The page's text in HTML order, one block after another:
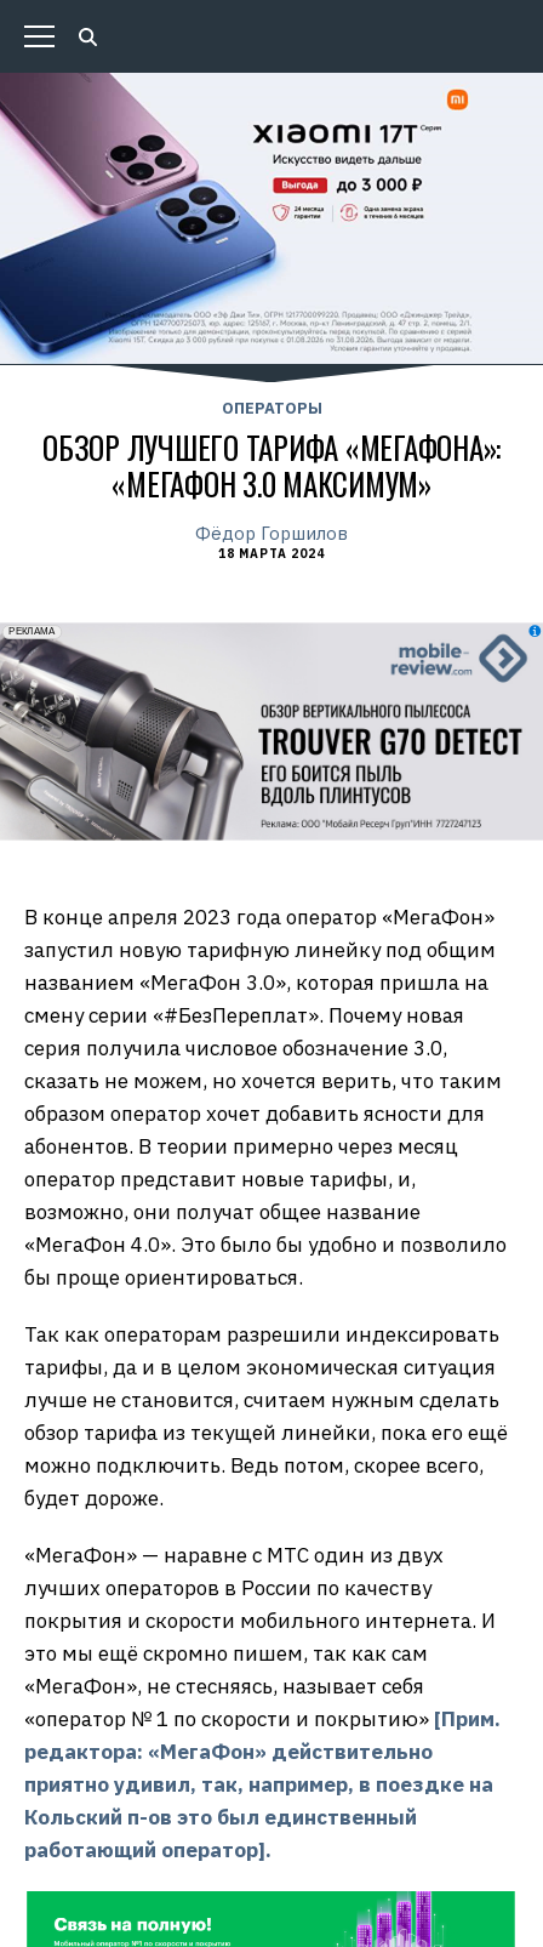
ОПЕРАТОРЫ
ОБЗОР ЛУЧШЕГО ТАРИФА «МЕГАФОНА»:
«МЕГАФОН 3.0 МАКСИМУМ»
Фёдор Горшилов
18 МАРТА 2024
erid: 2VfnxxmNzs5
РЕКЛАМА
В конце апреля 2023 года оператор «МегаФон»
запустил новую тарифную линейку под общим
названием «МегаФон 3.0», которая пришла на
смену серии «#БезПереплат». Почему новая
серия получила числовое обозначение 3.0,
сказать не можем, но хочется верить, что таким
образом оператор хочет добавить ясности для
абонентов. В теории примерно через месяц
оператор представит новые тарифы, и,
возможно, они получат общее название
«МегаФон 4.0». Это было бы удобно и позволило
бы проще ориентироваться.
Так как операторам разрешили индексировать
тарифы, да и в целом экономическая ситуация
лучше не становится, считаем нужным сделать
обзор тарифа из текущей линейки, пока его ещё
можно подключить. Ведь потом, скорее всего,
будет дороже.
«МегаФон» — наравне с МТС один из двух
лучших операторов в России по качеству
покрытия и скорости мобильного интернета. И
это мы ещё скромно пишем, так как сам
«МегаФон», не стесняясь, называет себя
«оператор № 1 по скорости и покрытию» [Прим.
редактора: «МегаФон» действительно
приятно удивил, так, например, в поездке на
Кольский п-ов это был единственный
работающий оператор].